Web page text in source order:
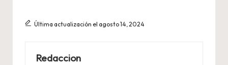
Última actualización el agosto 14, 2024
Redaccion